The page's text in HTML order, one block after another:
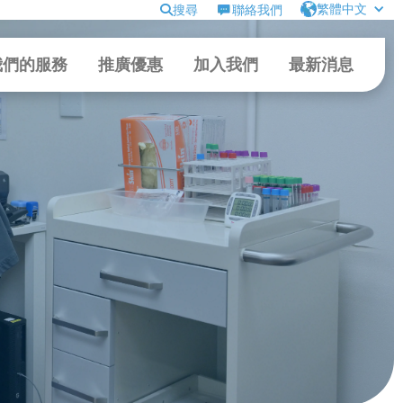
搜尋 聯絡我們 繁體中文
的服務 推廣優惠 加入我們 最新消息